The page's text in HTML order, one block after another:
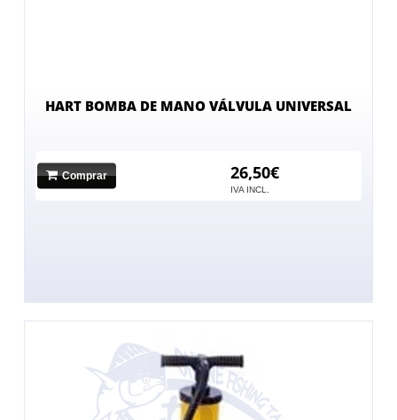
HART BOMBA DE MANO VÁLVULA UNIVERSAL
Comprar 26,50€
IVA INCL.